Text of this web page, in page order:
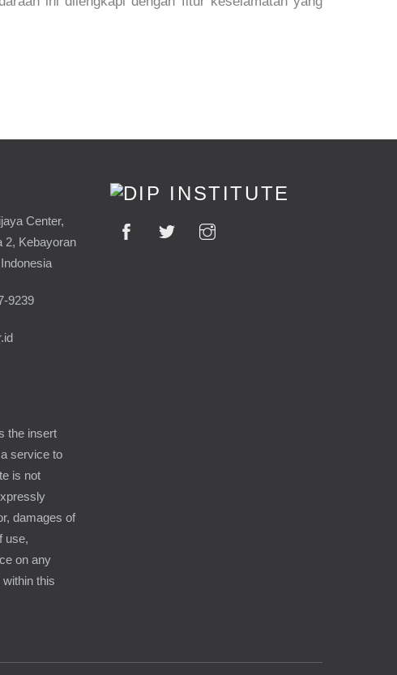
Center,
2, Kebayoran
9239
the insert
service to
is not
damages of
use,
on any
this